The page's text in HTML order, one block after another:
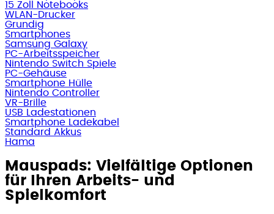
15 Zoll Notebooks
WLAN-Drucker
Grundig
Smartphones
Samsung Galaxy
PC-Arbeitsspeicher
Nintendo Switch Spiele
PC-Gehäuse
Smartphone Hülle
Nintendo Controller
VR-Brille
USB Ladestationen
Smartphone Ladekabel
Standard Akkus
Hama
Mauspads: Vielfältige Optionen
für Ihren Arbeits- und
Spielkomfort